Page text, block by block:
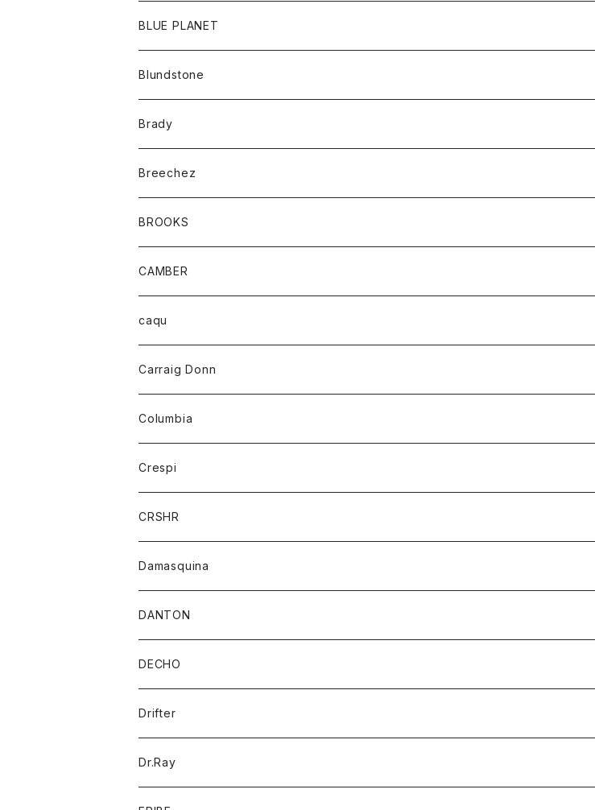
パンツ
アウター
カーディガン
コート
アクセサリー
バッグ
ベルト
キッズ
Tシャツ
グッズ
アンダーウェアー
カードホルダー
チーフ
バンダナ
トップス
カーディガン
トレーナー
パーカー
ボトム
オーバーオール
ショートパンツ
レディース
オーバーオール
カーディガン
Tシャツ
パーカー
BLUE PLANET
サングラス
Blundstone
Brady
Breechez
シャツ
BROOKS
グッズ
靴
CAMBER
トップス
ハーフスリーブTシャツ
caqu
Carraig Donn
ニット
Columbia
アウター
ジャケット
Crespi
ジャケット
ワンピース
ブラウス
CRSHR
キャップ
Damasquina
ウォレット
カードケース
バッグ
DANTON
アウター
コート
ジャケット
アクセサリー
バッグ
キッズ
DECHO
帽子
Drifter
Dr.Ray